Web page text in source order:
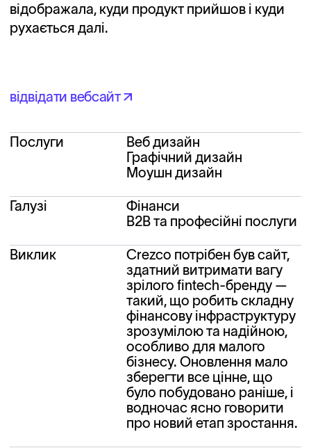
відображала, куди продукт прийшов і куди
рухається далі.
відвідати вебсайт
Послуги
Веб дизайн
Графічний дизайн
Моушн дизайн
Галузі
Фінанси
B2B та професійні послуги
Виклик
Crezco потрібен був сайт,
здатний витримати вагу
зрілого fintech-бренду —
такий, що робить складну
фінансову інфраструктуру
зрозумілою та надійною,
особливо для малого
бізнесу. Оновлення мало
зберегти все цінне, що
було побудовано раніше, і
водночас ясно говорити
про новий етап зростання.